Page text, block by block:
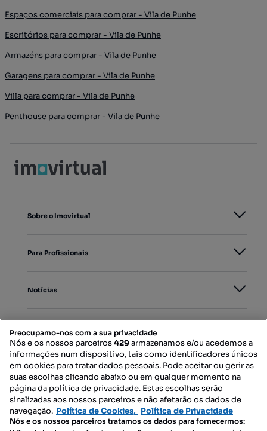
Espaços comerciais para comprar - Vila de Punhe
Escritórios para comprar - Vila de Punhe
Armazéns para comprar - Vila de Punhe
Garagens para comprar - Vila de Punhe
Villa para comprar - Vila de Punhe
Penthouse para comprar - Vila de Punhe
Sobre o Imovirtual
Para Profissionais
Notícias
Mapa do Site
Contacte-nos
Preocupamo-nos com a sua privacidade
Nós e os nossos parceiros429armazenamos e/ou acedemos a
informações num dispositivo, tais como identificadores únicos
em cookies para tratar dados pessoais. Pode aceitar ou gerir as
suas escolhas clicando abaixo ou em qualquer momento na
página da política de privacidade. Estas escolhas serão
sinalizadas aos nossos parceiros e não afetarão os dados de
navegação. Política de Cookies, Política de Privacidade
Nós e os nossos parceiros tratamos os dados para fornecermos: